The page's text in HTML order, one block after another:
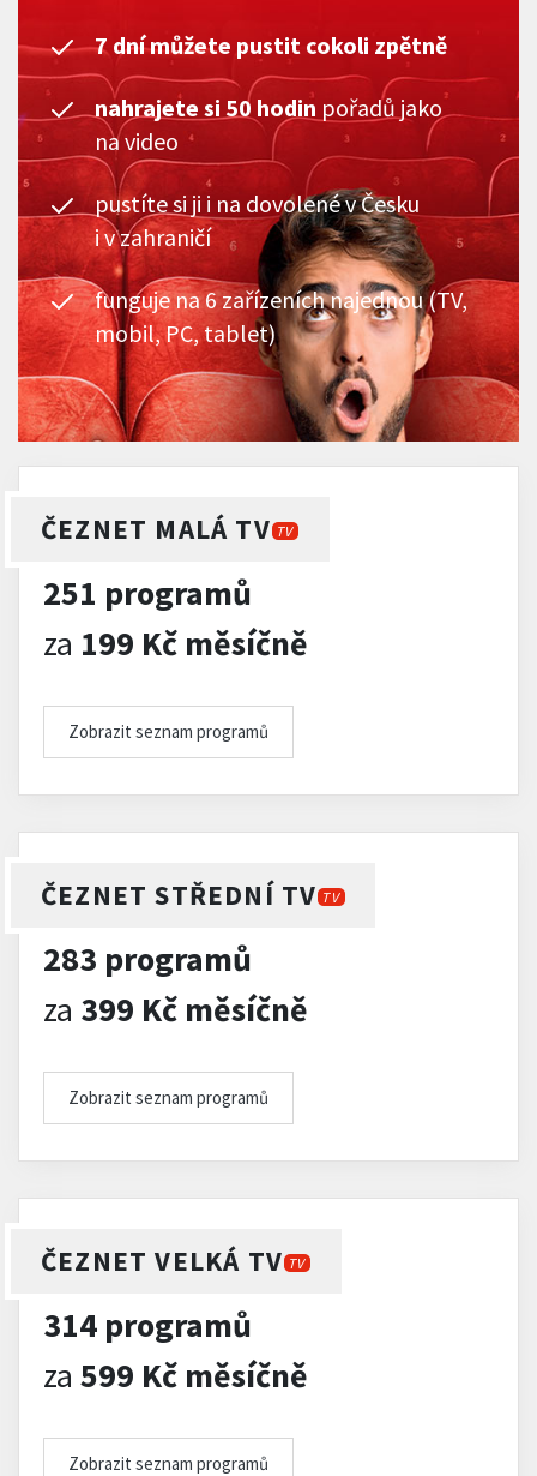
7 dní můžete pustit cokoli zpětně
nahrajete si 50 hodin pořadů jako
na video
pustíte si ji i na dovolené v Česku
i v zahraničí
funguje na 6 zařízeních najednou (TV,
mobil, PC, tablet)
ČEZNET MALÁ TV TV
251 programů
za 199 Kč měsíčně
Zobrazit seznam programů
ČEZNET STŘEDNÍ TV TV
283 programů
za 399 Kč měsíčně
Zobrazit seznam programů
ČEZNET VELKÁ TV TV
314 programů
za 599 Kč měsíčně
Zobrazit seznam programů